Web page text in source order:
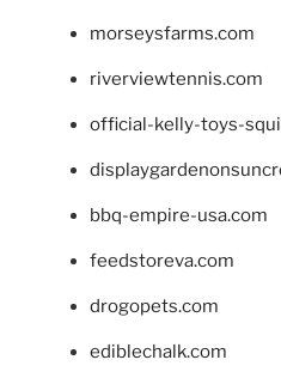
morseysfarms.com
riverviewtennis.com
official-kelly-toys-
bbq-empire-usa.com
feedstoreva.com
drogopets.com
ediblechalk.com